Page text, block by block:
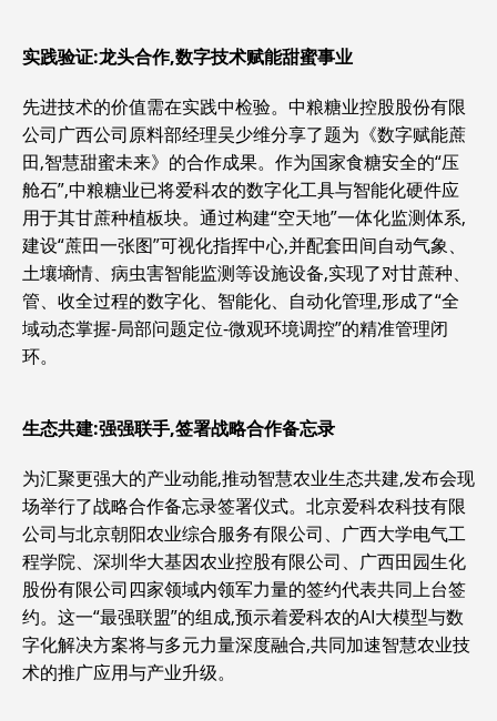
实践验证:龙头合作,数字技术赋能甜蜜事业
先进技术的价值需在实践中检验。中粮糖业控股股份有限
公司广西公司原料部经理吴少维分享了题为《数字赋能蔗
田,智慧甜蜜未来》的合作成果。作为国家食糖安全的“压
舱石”,中粮糖业已将爱科农的数字化工具与智能化硬件应
用于其甘蔗种植板块。通过构建“空天地”一体化监测体系,
建设“蔗田一张图”可视化指挥中心,并配套田间自动气象、
土壤墒情、病虫害智能监测等设施设备,实现了对甘蔗种、
管、收全过程的数字化、智能化、自动化管理,形成了“全
域动态掌握-局部问题定位-微观环境调控”的精准管理闭
环。
生态共建:强强联手,签署战略合作备忘录
为汇聚更强大的产业动能,推动智慧农业生态共建,发布会现
场举行了战略合作备忘录签署仪式。北京爱科农科技有限
公司与北京朝阳农业综合服务有限公司、广西大学电气工
程学院、深圳华大基因农业控股有限公司、广西田园生化
股份有限公司四家领域内领军力量的签约代表共同上台签
约。这一“最强联盟”的组成,预示着爱科农的AI大模型与数
字化解决方案将与多元力量深度融合,共同加速智慧农业技
术的推广应用与产业升级。